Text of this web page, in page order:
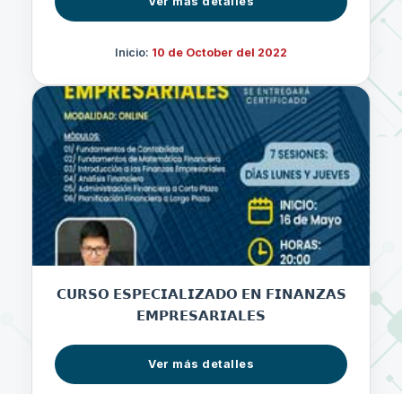
Inicio: 10 de October del 2022
𝗖𝗨𝗥𝗦𝗢 𝗘𝗦𝗣𝗘𝗖𝗜𝗔𝗟𝗜𝗭𝗔𝗗𝗢 𝗘𝗡 𝗙𝗜𝗡𝗔𝗡𝗭𝗔𝗦
𝗘𝗠𝗣𝗥𝗘𝗦𝗔𝗥𝗜𝗔𝗟𝗘𝗦
Ver más detalles